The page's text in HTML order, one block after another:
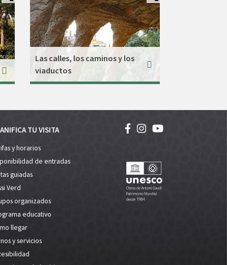
Las calles, los caminos y los
viaductos
TU VISITA
y horarios
de entradas
guiadas
Verd
organizados
educativo
llegar
y servicios